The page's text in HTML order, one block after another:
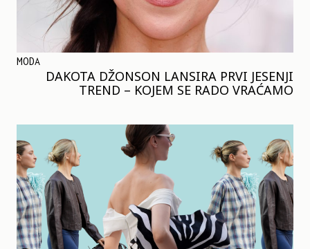
MODA
DAKOTA DŽONSON LANSIRA PRVI JESENJI
TREND – KOJEM SE RADO VRAĆAMO